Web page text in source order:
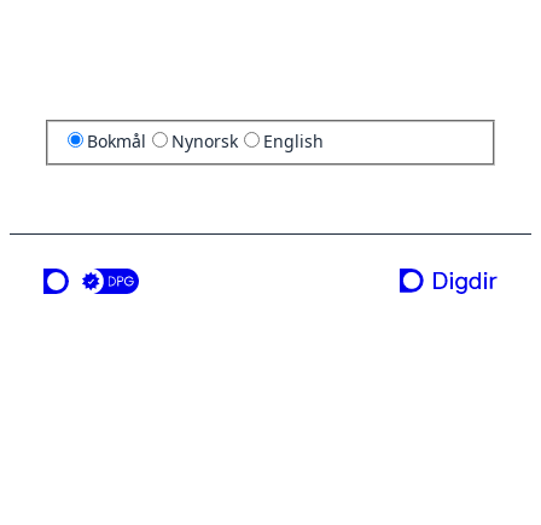
Bokmål Nynorsk English